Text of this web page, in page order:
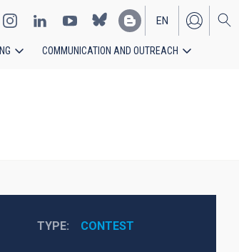
EN
ES
COMMUNICATION AND OUTREACH
TYPE CONTEST